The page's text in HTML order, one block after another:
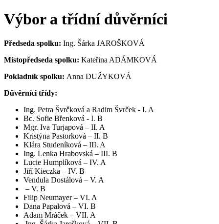
Výbor a třídní důvěrníci
Předseda spolku: Ing. Šárka JAROŠKOVÁ
Místopředseda spolku: Kateřina ADÁMKOVÁ
Pokladník spolku: Anna DUŽYKOVÁ
Důvěrníci třídy:
Ing. Petra Švrčková a Radim Švrček - I. A
Bc. Sofie Břenková - I. B
Mgr. Iva Turjapová – II. A
Kristýna Pastorková – II. B
Klára Studeníková – III. A
Ing. Lenka Hrabovská – III. B
Lucie Humplíková – IV. A
Jiří Kieczka – IV. B
Vendula Dostálová – V. A
– V. B
Filip Neumayer – VI. A
Dana Papalová – VI. B
Adam Mráček – VII. A